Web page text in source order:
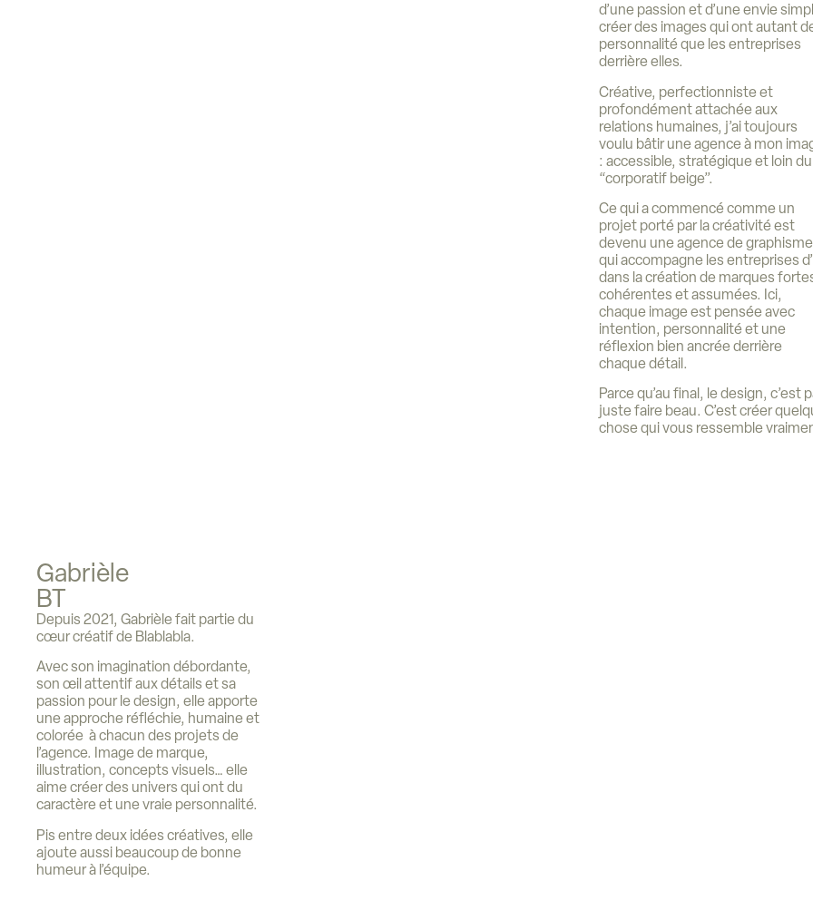
d’une passion et d’une envie
créer des images qui ont autant
personnalité que les entreprises
derrière elles.
Créative, perfectionniste et
profondément attachée aux
relations humaines, j’ai toujours
voulu bâtir une agence à mon
: accessible, stratégique et loin du
“corporatif beige”.
Ce qui a commencé comme un
projet porté par la créativité est
devenu une agence de graphisme
qui accompagne les entreprises
dans la création de marques
cohérentes et assumées. Ici,
chaque image est pensée avec
intention, personnalité et une
réflexion bien ancrée derrière
chaque détail.
Parce qu’au final, le design, c’est
juste faire beau. C’est créer
chose qui vous ressemble
Gabrièle
BT
Depuis 2021, Gabrièle fait partie du
cœur créatif de Blablabla.
Avec son imagination débordante,
son œil attentif aux détails et sa
passion pour le design, elle apporte
une approche réfléchie, humaine et
colorée à chacun des projets de
l’agence. Image de marque,
illustration, concepts visuels… elle
aime créer des univers qui ont du
caractère et une vraie personnalité.
Pis entre deux idées créatives, elle
ajoute aussi beaucoup de bonne
humeur à l’équipe.